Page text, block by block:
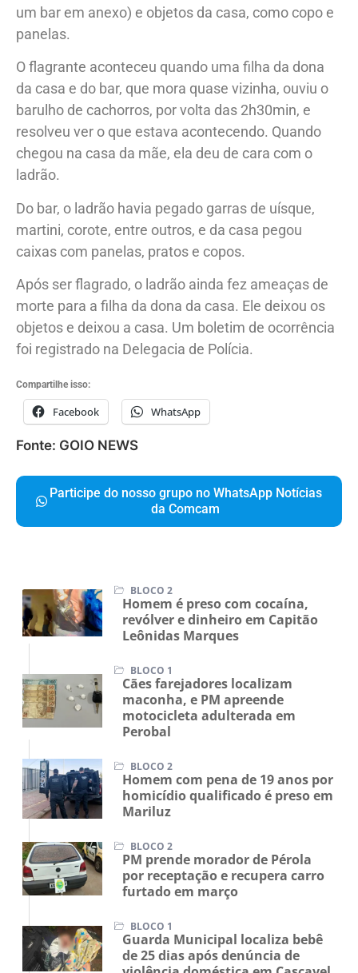
um bar em anexo) e objetos da casa, como copo e
panelas.
O flagrante aconteceu quando uma filha da dona
da casa e do bar, que mora quase vizinha, ouviu o
barulho de cachorros, por volta das 2h30min, e
resolveu ver o que estava acontecendo. Quando
chegou na casa da mãe, ela deu de cara com o
ladrão.
Do bar, o ladrão havia pegado garras de uísque,
martini, corote, entre outros, e da casa pegou
caixas com panelas, pratos e copos.
Após ser flagrado, o ladrão ainda fez ameaças de
morte para a filha da dona da casa. Ele deixou os
objetos e deixou a casa. Um boletim de ocorrência
foi registrado na Delegacia de Polícia.
Compartilhe isso:
Facebook WhatsApp
Fonte: GOIO NEWS
Participe do nosso grupo no WhatsApp Notícias
da Comcam
BLOCO 2
Homem é preso com cocaína,
revólver e dinheiro em Capitão
Leônidas Marques
BLOCO 1
Cães farejadores localizam
maconha, e PM apreende
motocicleta adulterada em
Perobal
BLOCO 2
Homem com pena de 19 anos por
homicídio qualificado é preso em
Mariluz
BLOCO 2
PM prende morador de Pérola
por receptação e recupera carro
furtado em março
BLOCO 1
Guarda Municipal localiza bebê
de 25 dias após denúncia de